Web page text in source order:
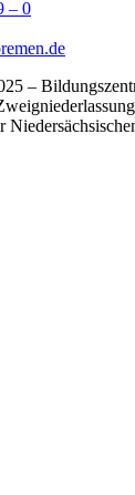
– 0
–